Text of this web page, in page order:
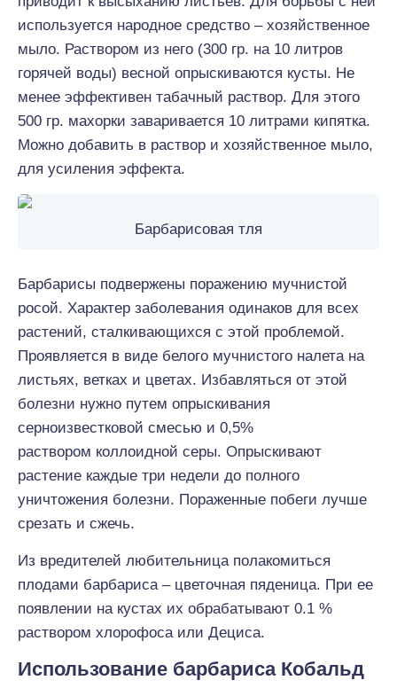
используется народное средство – хозяйственное
мыло. Раствором из него (300 гр. на 10 литров
горячей воды) весной опрыскиваются кусты. Не
менее эффективен табачный раствор. Для этого
500 гр. махорки заваривается 10 литрами кипятка.
Можно добавить в раствор и хозяйственное мыло,
для усиления эффекта.
Барбарисовая тля
Барбарисы подвержены поражению мучнистой
росой. Характер заболевания одинаков для всех
растений, сталкивающихся с этой проблемой.
Проявляется в виде белого мучнистого налета на
листьях, ветках и цветах. Избавляться от этой
болезни нужно путем опрыскивания
серноизвестковой смесью и 0,5%
раствором коллоидной серы. Опрыскивают
растение каждые три недели до полного
уничтожения болезни. Пораженные побеги лучше
срезать и сжечь.
Из вредителей любительница полакомиться
плодами барбариса – цветочная пяденица. При ее
появлении на кустах их обрабатывают 0.1 %
раствором хлорофоса или Дециса.
Использование барбариса Кобальд